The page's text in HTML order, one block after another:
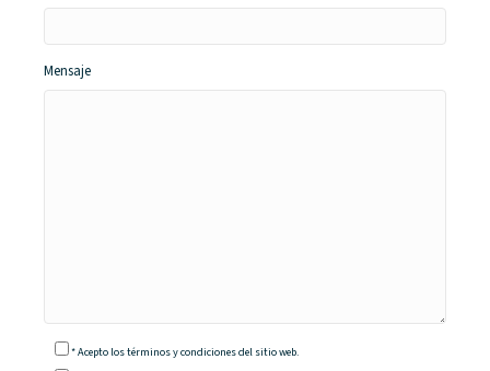
Mensaje
*Acepto los términos y condiciones del sitio web.